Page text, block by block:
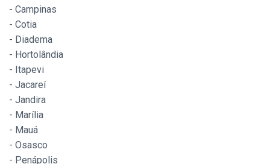
- Campinas
- Cotia
- Diadema
- Hortolândia
- Itapevi
- Jacareí
- Jandira
- Marília
- Mauá
- Osasco
- Penápolis